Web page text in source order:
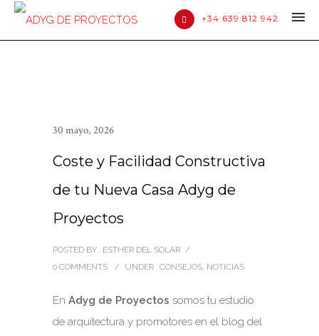
+34 639 812 942
30 mayo, 2026
Coste y Facilidad Constructiva
de tu Nueva Casa Adyg de
Proyectos
POSTED BY : ESTHER DEL SOLAR /
0 COMMENTS
/ UNDER : CONSEJOS, NOTICIAS
En Adyg de Proyectos somos tu estudio
de arquitectura y promotores en el blog del